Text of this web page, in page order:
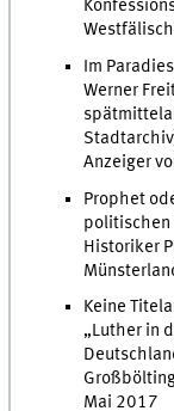
Im
Werner
Anzeiger
Prophet
politischen
Historiker
Keine
„Luther in
Mai 2017